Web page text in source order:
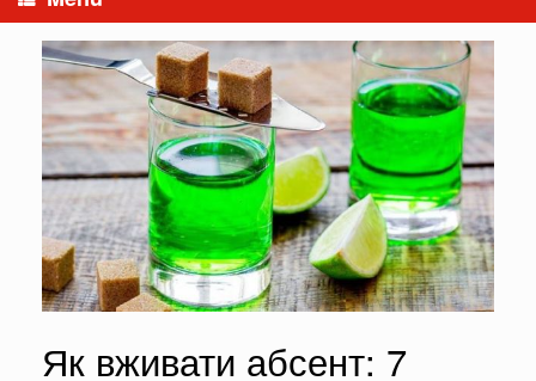
Як вживати абсент: 7